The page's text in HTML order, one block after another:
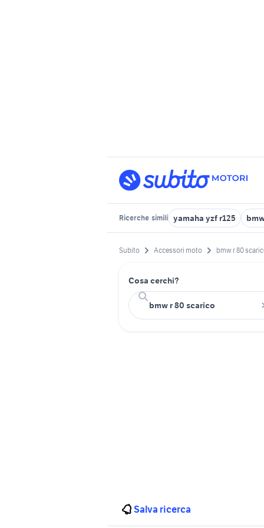
Ricerche simili yamaha yzf r125
Subito Accessori moto bmw r 80
Cosa cerchi?
Salva ricerca